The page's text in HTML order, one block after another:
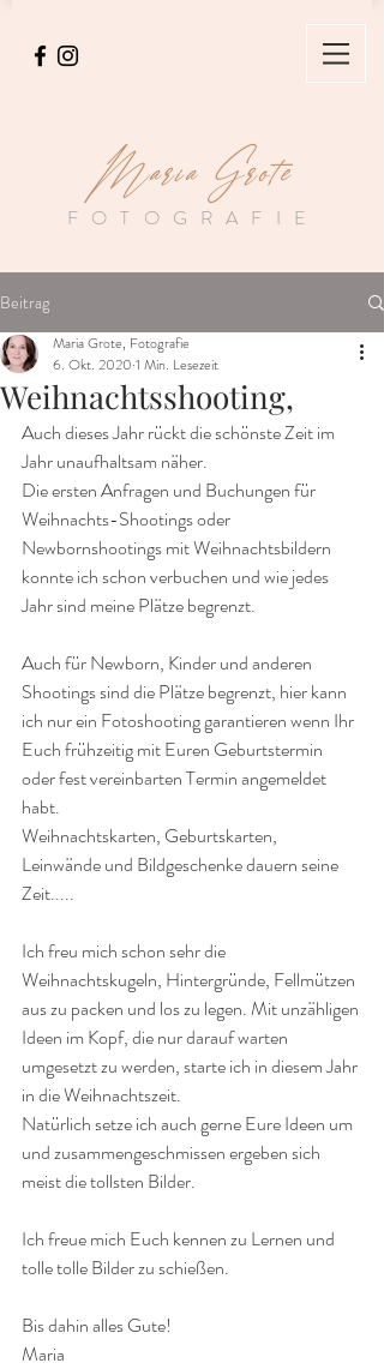
Maria Grote
FOTOGRAFIE
Beitrag
Weihnachtsshooting,
Maria Grote, Fotografie
6. Okt. 2020 1 Min. Lesezeit
Auch dieses Jahr rückt die schönste Zeit im
Jahr unaufhaltsam näher.
Die ersten Anfragen und Buchungen für
Weihnachts-Shootings oder
Newbornshootings mit Weihnachtsbildern
konnte ich schon verbuchen und wie jedes
Jahr sind meine Plätze begrenzt.
Auch für Newborn, Kinder und anderen
Shootings sind die Plätze begrenzt, hier kann
ich nur ein Fotoshooting garantieren wenn Ihr
Euch frühzeitig mit Euren Geburtstermin
oder fest vereinbarten Termin angemeldet
habt.
Weihnachtskarten, Geburtskarten,
Leinwände und Bildgeschenke dauern seine
Zeit.....
Ich freu mich schon sehr die
Weihnachtskugeln, Hintergründe, Fellmützen
aus zu packen und los zu legen. Mit unzähligen
Ideen im Kopf, die nur darauf warten
umgesetzt zu werden, starte ich in diesem Jahr
in die Weihnachtszeit.
Natürlich setze ich auch gerne Eure Ideen um
und zusammengeschmissen ergeben sich
meist die tollsten Bilder.
Ich freue mich Euch kennen zu Lernen und
tolle tolle Bilder zu schießen.
Bis dahin alles Gute!
Maria